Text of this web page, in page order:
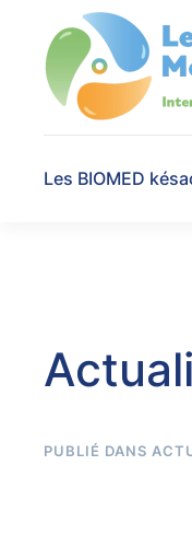
Skip to main
Les BIOMED
PUBLIÉ DANS